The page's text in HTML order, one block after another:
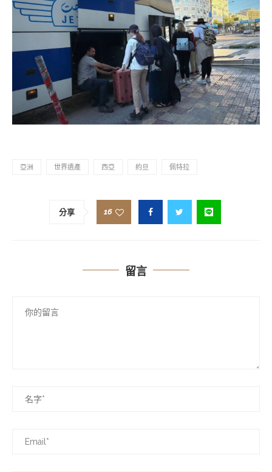
亞洲 世界遺產 西亞 約旦 佩特拉
分享 16
留言